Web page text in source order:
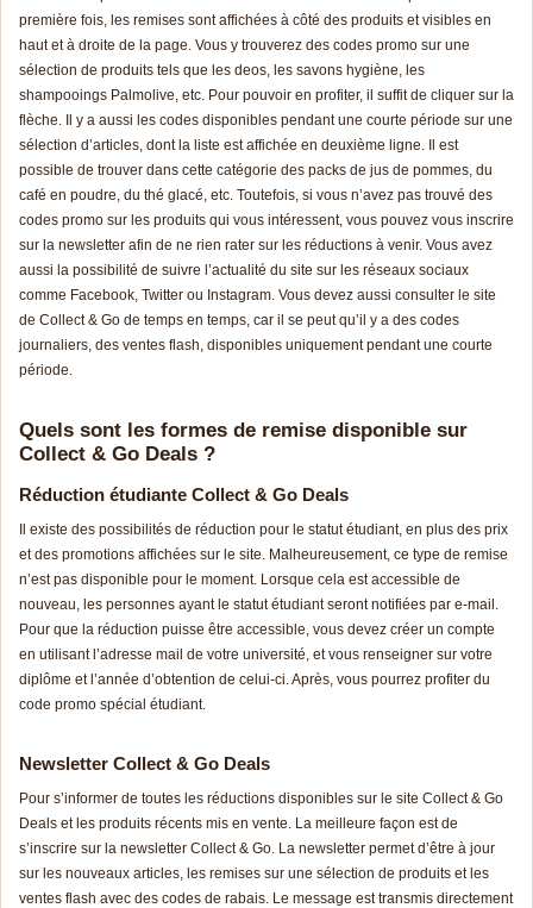
première fois, les remises sont affichées à côté des produits et visibles en
haut et à droite de la page. Vous y trouverez des codes promo sur une
sélection de produits tels que les deos, les savons hygiène, les
shampooings Palmolive, etc. Pour pouvoir en profiter, il suffit de cliquer sur la
flèche. Il y a aussi les codes disponibles pendant une courte période sur une
sélection d’articles, dont la liste est affichée en deuxième ligne. Il est
possible de trouver dans cette catégorie des packs de jus de pommes, du
café en poudre, du thé glacé, etc. Toutefois, si vous n’avez pas trouvé des
codes promo sur les produits qui vous intéressent, vous pouvez vous inscrire
sur la newsletter afin de ne rien rater sur les réductions à venir. Vous avez
aussi la possibilité de suivre l’actualité du site sur les réseaux sociaux
comme Facebook, Twitter ou Instagram. Vous devez aussi consulter le site
de Collect & Go de temps en temps, car il se peut qu’il y a des codes
journaliers, des ventes flash, disponibles uniquement pendant une courte
période.
Quels sont les formes de remise disponible sur
Collect & Go Deals ?
Réduction étudiante Collect & Go Deals
Il existe des possibilités de réduction pour le statut étudiant, en plus des prix
et des promotions affichées sur le site. Malheureusement, ce type de remise
n’est pas disponible pour le moment. Lorsque cela est accessible de
nouveau, les personnes ayant le statut étudiant seront notifiées par e-mail.
Pour que la réduction puisse être accessible, vous devez créer un compte
en utilisant l’adresse mail de votre université, et vous renseigner sur votre
diplôme et l’année d’obtention de celui-ci. Après, vous pourrez profiter du
code promo spécial étudiant.
Newsletter Collect & Go Deals
Pour s’informer de toutes les réductions disponibles sur le site Collect & Go
Deals et les produits récents mis en vente. La meilleure façon est de
s’inscrire sur la newsletter Collect & Go. La newsletter permet d’être à jour
sur les nouveaux articles, les remises sur une sélection de produits et les
ventes flash avec des codes de rabais. Le message est transmis directement